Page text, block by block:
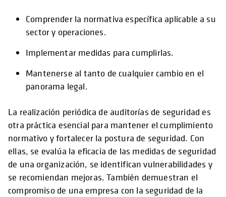
Comprender la normativa específica aplicable a su
sector y operaciones.
Implementar medidas para cumplirlas.
Mantenerse al tanto de cualquier cambio en el
panorama legal.
La realización periódica de auditorías de seguridad es
otra práctica esencial para mantener el cumplimiento
normativo y fortalecer la postura de seguridad. Con
ellas, se evalúa la eficacia de las medidas de seguridad
de una organización, se identifican vulnerabilidades y
se recomiendan mejoras. También demuestran el
compromiso de una empresa con la seguridad de la